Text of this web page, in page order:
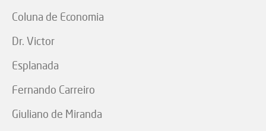
Coluna de Economia
Dr. Victor
Esplanada
Fernando Carreiro
Giuliano de Miranda